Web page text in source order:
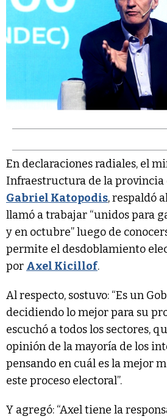
En declaraciones radiales, el
Infraestructura de la provincia
Gabriel Katopodis, respaldó
llamó a trabajar “unidos para
y en octubre” luego de
permite el desdoblamiento
por Axel Kicillof.
Al respecto, sostuvo: “Es un
decidiendo lo mejor para su
escuchó a todos los sectores,
opinión de la mayoría de los
pensando en cuál es la mejor
este proceso electoral”.
Y agregó: “Axel tiene la